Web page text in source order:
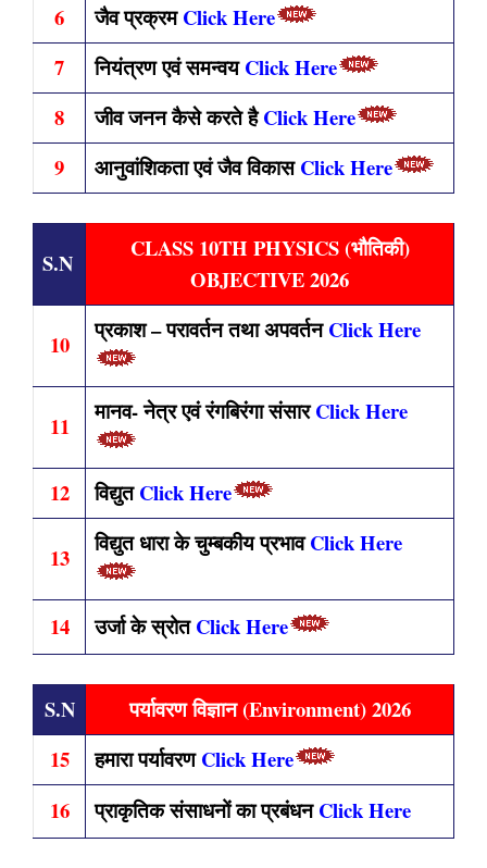
6
जैव प्रक्रमClick Here
7
नियंत्रण एवं समन्वयClick Here
8
जीव जनन कैसे करते हैClick Here
9
आनुवांशिकता एवं जैव विकासClick Here
S.N
CLASS 10TH PHYSICS (भौतिकी)
OBJECTIVE 2026
10
प्रकाश – परावर्तन तथा अपवर्तनClick Here
11
मानव- नेत्र एवं रंगबिरंगा संसारClick Here
12 विद्युतClick Here
13
विद्युत धारा के चुम्बकीय प्रभावClick Here
14 उर्जा के स्रोतClick Here
S.N
पर्यावरण विज्ञान (Environment) 2026
15
हमारा पर्यावरणClick Here
16
प्राकृतिक संसाधनों का प्रबंधनClick Here